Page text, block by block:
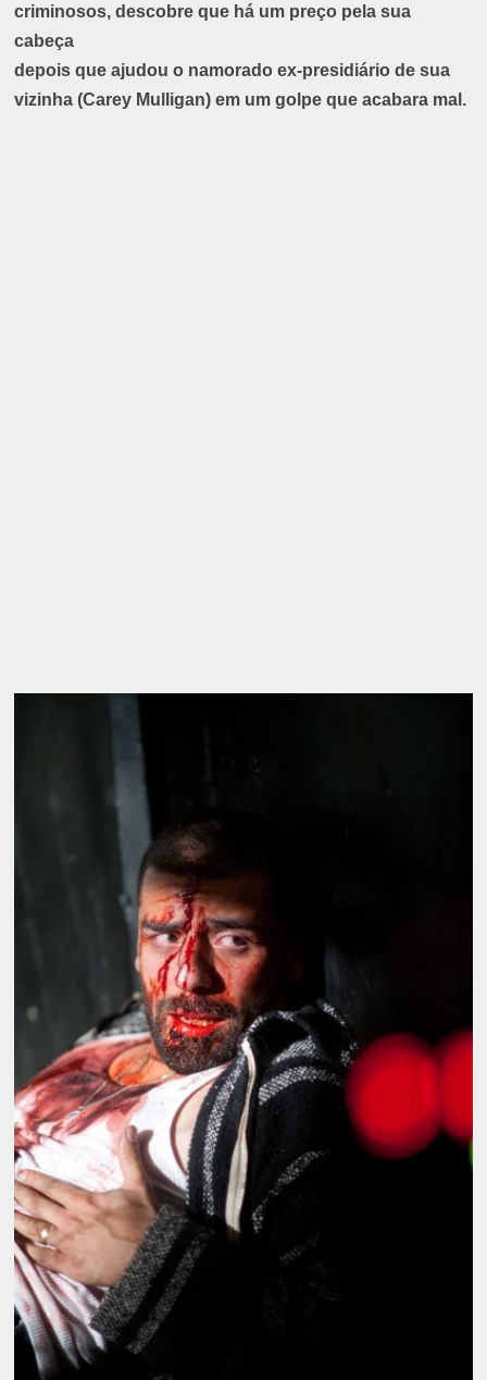
criminosos, descobre que há um preço pela sua
cabeça
depois que ajudou o namorado ex-presidiário de sua
vizinha (Carey Mulligan) em um golpe que acabara mal.